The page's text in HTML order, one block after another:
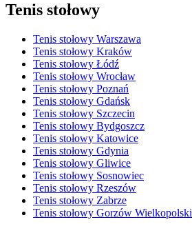
Tenis stołowy
Tenis stołowy Warszawa
Tenis stołowy Kraków
Tenis stołowy Łódź
Tenis stołowy Wrocław
Tenis stołowy Poznań
Tenis stołowy Gdańsk
Tenis stołowy Szczecin
Tenis stołowy Bydgoszcz
Tenis stołowy Katowice
Tenis stołowy Gdynia
Tenis stołowy Gliwice
Tenis stołowy Sosnowiec
Tenis stołowy Rzeszów
Tenis stołowy Zabrze
Tenis stołowy Gorzów Wielkopolski